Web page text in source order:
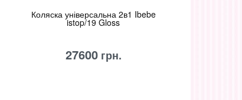
Коляска універсальна 2в1 Ibebe
istop/19 Gloss
27600грн.